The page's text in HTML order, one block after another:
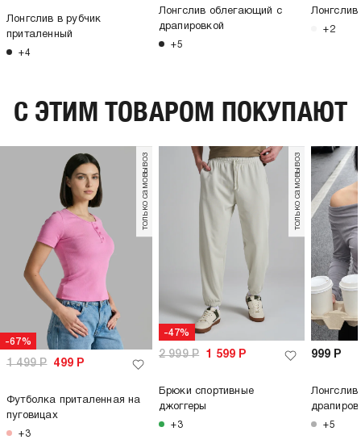
Лонгслив в рубчик
приталенный
+4
Лонгслив облегающий с
драпировкой
+5
Лонгслив
+2
C ЭТИМ ТОВАРОМ ПОКУПАЮТ
-67%
только самовывоз
1 499Р 499 Р
Футболка приталенная на
пуговицах
+3
-47%
только самовывоз
2 999Р 1 599 Р
Брюки спортивные
джоггеры
+3
999 Р
+5